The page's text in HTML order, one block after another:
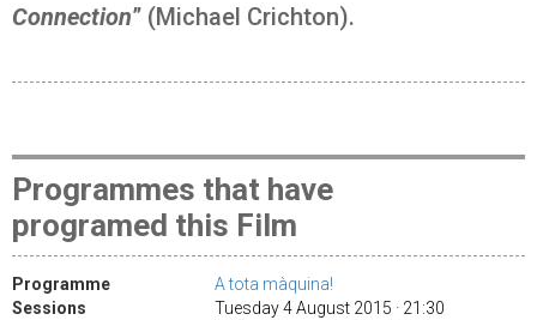
Connection” (Michael Crichton).
Programmes that have
programed this Film
Programme
A tota màquina!
Sessions
Tuesday 4 August 2015 · 21:30